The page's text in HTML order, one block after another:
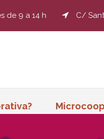
de 9 a 14 h C/